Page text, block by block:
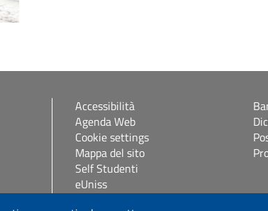
Accessibilità
Agenda Web
Cookie settings
Mappa del sito
Self Studenti
eUniss